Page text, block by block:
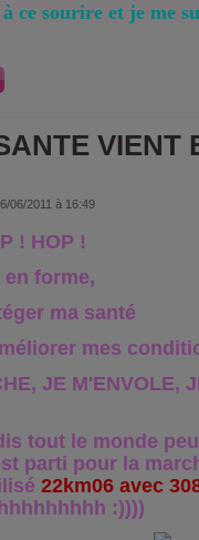
ce sourire et je me
VIENT
06/2011 à 16:49
! HOP !
forme,
ma santé
mes
JE M'ENVOLE,
tout le monde
parti pour la
22km06 avec
:))))